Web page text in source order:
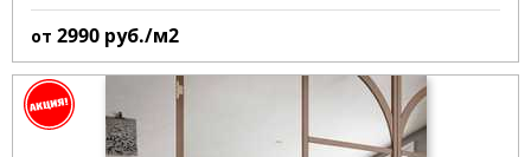
от 2990 руб./м2